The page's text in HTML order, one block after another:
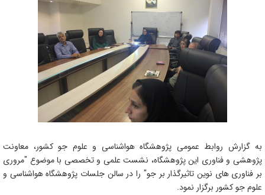
به گزارش روابط عمومی پژوهشگاه هواشناسی و علوم جو کشور، معاونت
پژوهشی و فناوری این پژوهشگاه، نشست علمی و تخصصی با موضوع "مروری
بر فناوری های نوین تاثیرگذار بر جو" را در سالن جلسات پژوهشگاه هواشناسی و
علوم جو کشور برگزار نمود.